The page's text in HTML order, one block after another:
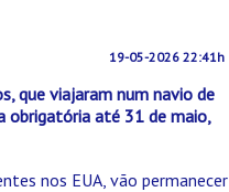
19-05-2026 22:41h
que viajaram num navio de
obrigatória até 31 de maio,
nos EUA, vão permanecer